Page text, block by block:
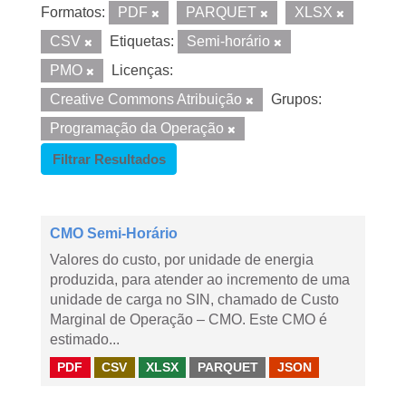
Formatos: PDF PARQUET
XLSX
CSV
Etiquetas:
Semi-horário
PMO
Licenças:
Creative Commons Atribuição
Grupos:
Programação da Operação
Filtrar Resultados
CMO Semi-Horário
Valores do custo, por unidade de energia
produzida, para atender ao incremento de uma
unidade de carga no SIN, chamado de Custo
Marginal de Operação – CMO. Este CMO é
estimado...
PDF CSV XLSX PARQUET JSON